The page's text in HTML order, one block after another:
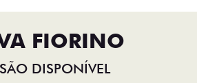
FIORINO
DISPONÍVEL